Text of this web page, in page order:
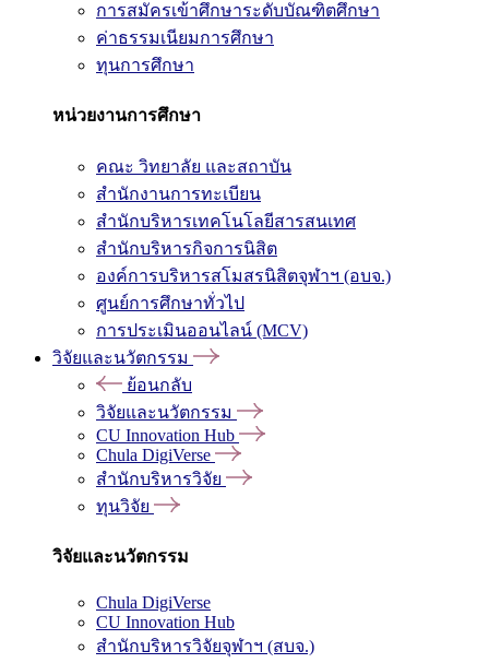
การสมัครเข้าศึกษาระดับบัณฑิตศึกษา
ค่าธรรมเนียมการศึกษา
ทุนการศึกษา
หน่วยงานการศึกษา
คณะ วิทยาลัย และสถาบัน
สำนักงานการทะเบียน
สำนักบริหารเทคโนโลยีสารสนเทศ
สำนักบริหารกิจการนิสิต
องค์การบริหารสโมสรนิสิตจุฬาฯ (อบจ.)
ศูนย์การศึกษาทั่วไป
การประเมินออนไลน์ (MCV)
วิจัยและนวัตกรรม
ย้อนกลับ
วิจัยและนวัตกรรม
CU Innovation Hub
Chula DigiVerse
สำนักบริหารวิจัย
ทุนวิจัย
วิจัยและนวัตกรรม
Chula DigiVerse
CU Innovation Hub
สำนักบริหารวิจัยจุฬาฯ (สบจ.)